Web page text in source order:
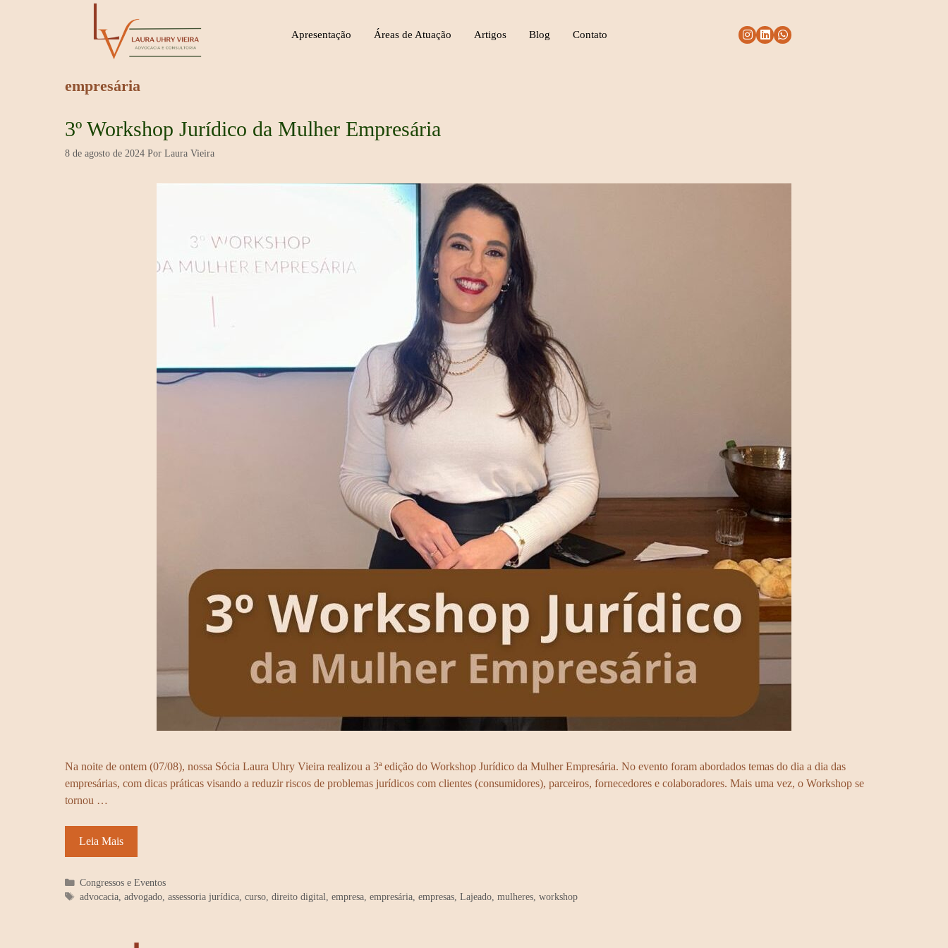
Apresentação Áreas de Atuação Artigos Blog Contato
empresária
3º Workshop Jurídico da Mulher Empresária
8 de agosto de 2024 Por Laura Vieira
Na noite de ontem (07/08), nossa Sócia Laura Uhry Vieira realizou a 3ª edição do Workshop Jurídico da Mulher Empresária. No evento foram abordados temas do dia a dia das
empresárias, com dicas práticas visando a reduzir riscos de problemas jurídicos com clientes (consumidores), parceiros, fornecedores e colaboradores. Mais uma vez, o Workshop se
tornou …
Leia Mais
Categorias
Congressos e Eventos
Tags
advocacia ,advogado ,assessoria jurídica ,curso ,direito digital ,empresa ,empresária ,empresas ,Lajeado ,mulheres ,workshop